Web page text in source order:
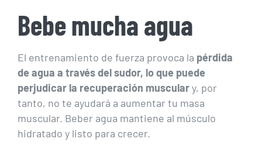
Bebe mucha agua
El entrenamiento de fuerza provoca la pérdida
de agua a través del sudor, lo que puede
perjudicar la recuperación musculary, por
tanto, no te ayudará a aumentar tu masa
muscular. Beber agua mantiene al músculo
hidratado y listo para crecer.